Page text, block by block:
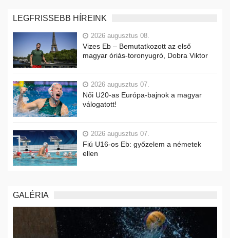
LEGFRISSEBB HÍREINK
2026 augusztus 08.
Vizes Eb – Bemutatkozott az első
magyar óriás-toronyugró, Dobra Viktor
2026 augusztus 07.
Női U20-as Európa-bajnok a magyar
válogatott!
2026 augusztus 07.
Fiú U16-os Eb: győzelem a németek
ellen
GALÉRIA